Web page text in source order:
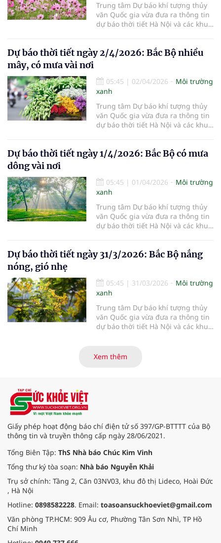
Trung tâm Dự báo khí tượng thủy
văn Quốc gia vừa đưa ra thông tin
dự báo thời tiết Hà Nội và các khu
Dự báo thời tiết ngày 2/4/2026: Bắc Bộ nhiều
mây, có mưa vài nơi
05:45 | 02/04/2026
Môi trường
xanh
Trung tâm Dự báo khí tượng thủy
văn Quốc gia vừa đưa ra thông tin
dự báo thời tiết Hà Nội và các khu
Dự báo thời tiết ngày 1/4/2026: Bắc Bộ có mưa
dông vài nơi
05:45 | 01/04/2026
Môi trường
xanh
Trung tâm Dự báo khí tượng thủy
văn Quốc gia vừa đưa ra thông tin
dự báo thời tiết Hà Nội và các khu
Dự báo thời tiết ngày 31/3/2026: Bắc Bộ nắng
nóng, gió nhẹ
05:45 | 31/03/2026
Môi trường
xanh
Trung tâm Dự báo khí tượng thủy
văn Quốc gia vừa đưa ra thông tin
dự báo thời tiết Hà Nội và các khu
Xem thêm
Giấy phép hoạt động báo chí điện tử số 397/GP-BTTTT của Bộ
thông tin và truyền thông cấp ngày 28/06/2021.
Tổng Biên Tập: ThS Nhà báo Chúc Kim Vinh
Tổng thư ký tòa soạn: Nhà báo Nguyễn Khải
Trụ sở chính: Tầng 2, Căn 03NV03, khu đô thị Lideco, Hoài Đức
, Hà Nội
Hotline: 0898582228. Email: toasoansuckhoeviet@gmail.com
Văn phòng TP.HCM: 909 Âu cơ, Phường Tân Sơn Nhì, TP Hồ
Chí Minh